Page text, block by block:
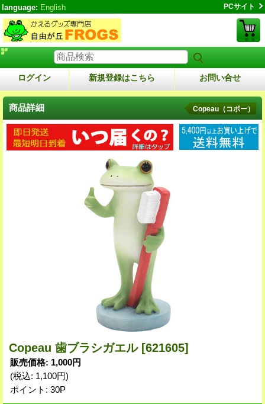
language: English PCサイト
ログイン 新規登録はこちら お問い合せ
商品詳細 Copeau（コポー）
Copeau 歯ブラシガエル [621605]
販売価格: 1,000円
(税込: 1,100円)
ポイント: 30P